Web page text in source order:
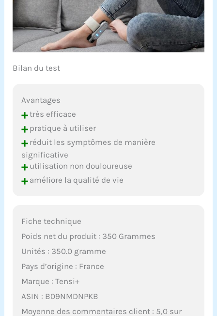
Bilan du test
Avantages
+très efficace
+pratique à utiliser
+réduit les symptômes de manière
significative
+utilisation non douloureuse
+améliore la qualité de vie
Fiche technique
Poids net du produit : 350 Grammes
Unités : 350.0 gramme
Pays d’origine : France
Marque : Tensi+
ASIN : B09NMDNPKB
Moyenne des commentaires client : 5,0 sur